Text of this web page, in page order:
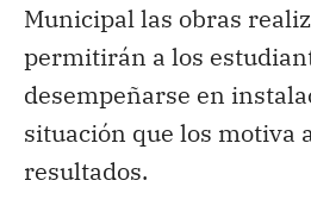
Municipal las obras
permitirán a los
desempeñarse en
situación que los motiva
resultados.